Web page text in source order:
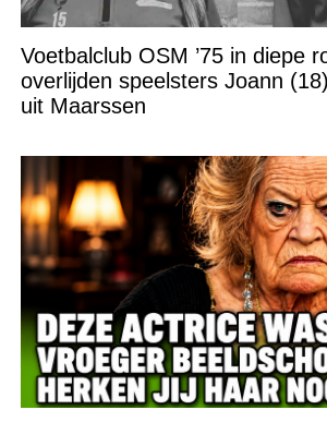
Voetbalclub OSM ’75 in diepe
overlijden speelsters Joann
uit Maarssen